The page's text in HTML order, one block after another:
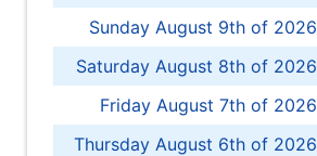
Sunday August 9th of 2026
Saturday August 8th of 2026
Friday August 7th of 2026
Thursday August 6th of 2026